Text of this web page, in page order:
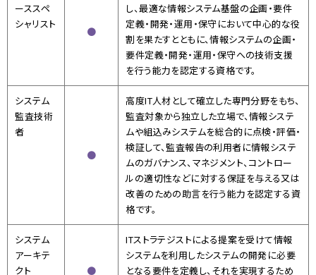
ーススペ
シャリスト
●
し、最適な情報システム基盤の企画・要件
定義・開発・運用・保守において中心的な役
割を果たすとともに、情報システムの企画・
要件定義・開発・運用・保守への技術支援
を行う能力を認定する資格です。
システム
監査技術
者
●
高度IT人材として確立した専門分野をもち、
監査対象から独立した立場で、情報システ
ムや組込みシステムを総合的に点検・評価・
検証して、監査報告の利用者に情報システ
ムのガバナンス、マネジメント、コントロー
ルの適切性などに対する保証を与える又は
改善のための助言を行う能力を認定する資
格です。
システム
アーキテ
クト
●
ITストラテジストによる提案を受けて情報
システムを利用したシステムの開発に必要
となる要件を定義し、それを実現するため